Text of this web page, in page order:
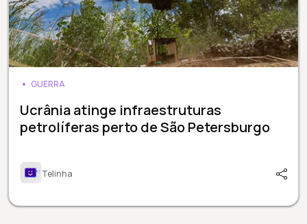
GUERRA
Ucrânia atinge infraestruturas
petrolíferas perto de São Petersburgo
Telinha